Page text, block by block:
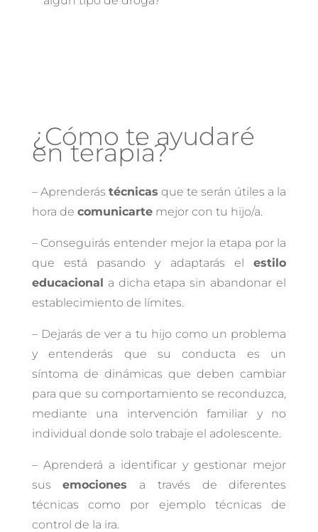
¿Cómo te ayudaré
en terapia?
– Aprenderás técnicas que te serán útiles a la
hora de comunicartemejor con tu hijo/a.
– Conseguirás entender mejor la etapa por la
que está pasando y adaptarás elestilo
educacional a dicha etapa sin abandonar el
establecimiento de límites.
– Dejarás de ver a tu hijo como un problema
y entenderás que su conducta es un
síntoma de dinámicas que deben cambiar
para que su comportamiento se reconduzca,
mediante una intervención familiar y no
individual donde solo trabaje el adolescente.
– Aprenderá a identificar y gestionar mejor
susemociones a través de diferentes
técnicas como por ejemplo técnicas de
control de la ira.